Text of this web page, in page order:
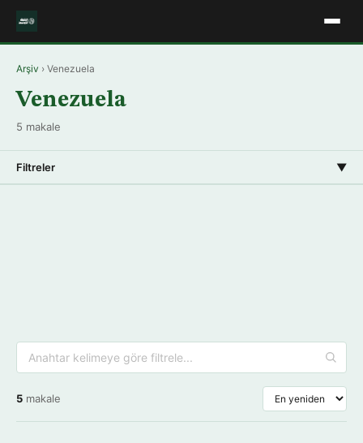
Arşiv › Venezuela
Venezuela
5 makale
Filtreler ▼
5 makale